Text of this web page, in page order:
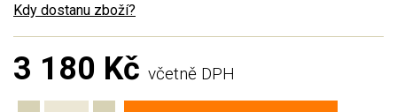
Kdy dostanu zboží?
3 180 Kč včetně DPH